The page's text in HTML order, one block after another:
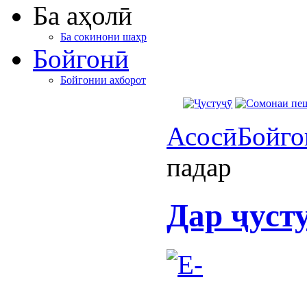
Ба аҳолӣ
Ба сокинони шаҳр
Бойгонӣ
Бойгонии ахборот
Асосӣ
падар
Дар